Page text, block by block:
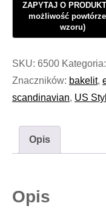
Oświetlenie
Steel
Ebonit
Move
#926
SKU: 6500 Kategoria:
Znaczników: bakelit,
scandinavian, US
Opis
Opis